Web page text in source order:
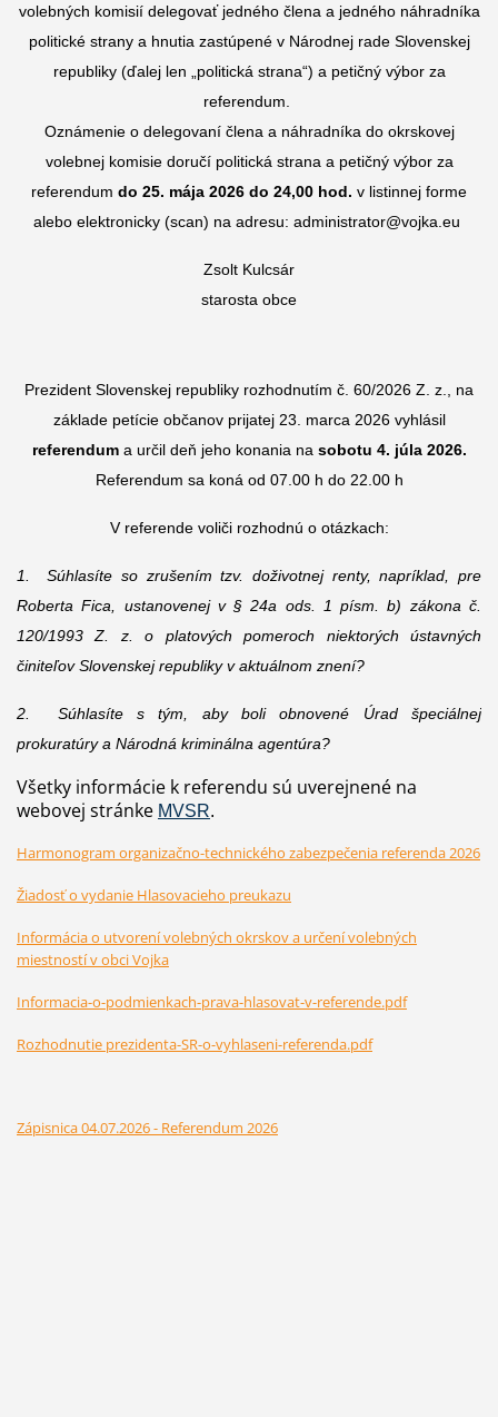
volebných komisií delegovať jedného člena a jedného náhradníka
politické strany a hnutia zastúpené v Národnej rade Slovenskej
republiky (ďalej len „politická strana“) a petičný výbor za
referendum.
Oznámenie o delegovaní člena a náhradníka do okrskovej
volebnej komisie doručí politická strana a petičný výbor za
referendum do 25. mája 2026 do 24,00 hod. v listinnej forme
alebo elektronicky (scan) na adresu: administrator@vojka.eu
Zsolt Kulcsár
starosta obce
Prezident Slovenskej republiky rozhodnutím č. 60/2026 Z. z., na
základe petície občanov prijatej 23. marca 2026 vyhlásil
referendum a určil deň jeho konania na sobotu 4. júla 2026.
Referendum sa koná od 07.00 h do 22.00 h
V referende voliči rozhodnú o otázkach:
1. Súhlasíte so zrušením tzv. doživotnej renty, napríklad, pre
Roberta Fica, ustanovenej v § 24a ods. 1 písm. b) zákona č.
120/1993 Z. z. o platových pomeroch niektorých ústavných
činiteľov Slovenskej republiky v aktuálnom znení?
2. Súhlasíte s tým, aby boli obnovené Úrad špeciálnej
prokuratúry a Národná kriminálna agentúra?
Všetky informácie k referendu sú uverejnené na
webovej stránke MVSR.
Harmonogram organizačno-technického zabezpečenia referenda 2026
Žiadosť o vydanie Hlasovacieho preukazu
Informácia o utvorení volebných okrskov a určení volebných
miestností v obci Vojka
Informacia-o-podmienkach-prava-hlasovat-v-referende.pdf
Rozhodnutie prezidenta-SR-o-vyhlaseni-referenda.pdf
Zápisnica 04.07.2026 - Referendum 2026